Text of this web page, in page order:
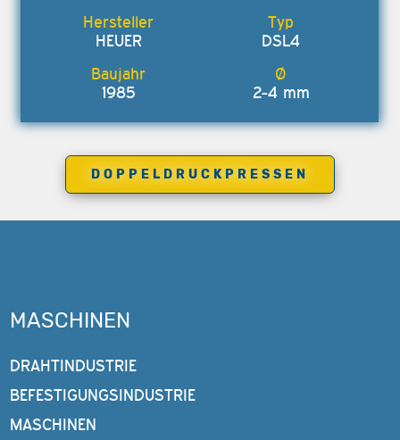
HEUER DSL4
1985 2-4 mm
DOPPELDRUCKPRESSEN
MASCHINEN
DRAHTINDUSTRIE
BEFESTIGUNGSINDUSTRIE
MASCHINEN